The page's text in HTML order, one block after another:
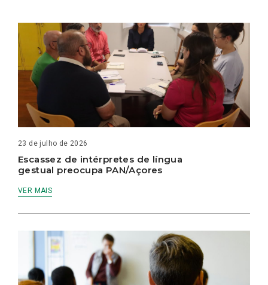
23 de julho de 2026
Escassez de intérpretes de língua
gestual preocupa PAN/Açores
VER MAIS